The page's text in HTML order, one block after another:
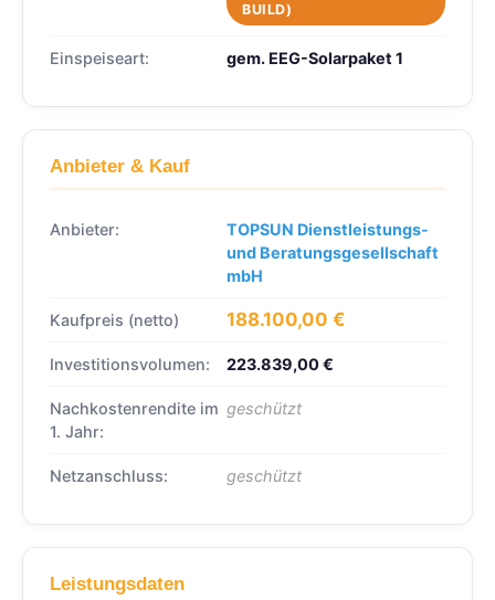
BUILD)
Einspeiseart: gem. EEG-Solarpaket 1
Anbieter & Kauf
Anbieter:
TOPSUN Dienstleistungs-
und Beratungsgesellschaft
mbH
Kaufpreis (netto) 188.100,00 €
Investitionsvolumen: 223.839,00 €
Nachkostenrendite im
1. Jahr:
geschützt
Netzanschluss: geschützt
Leistungsdaten